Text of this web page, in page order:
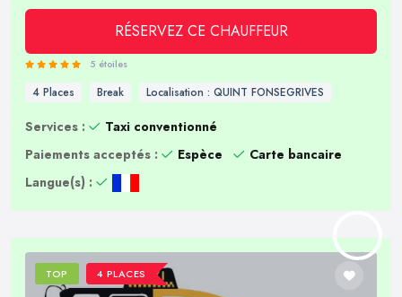
RÉSERVEZ CE CHAUFFEUR
5 étoiles
4 Places Break Localisation : QUINT FONSEGRIVES
Services :
Taxi conventionné
Paiements acceptés :
Espèce
Carte bancaire
Langue(s) :
TOP 4 PLACES